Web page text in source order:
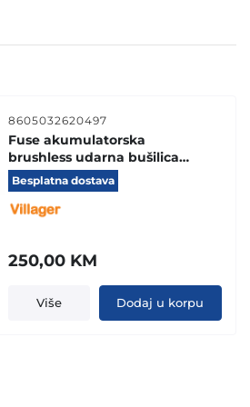
8605032620497
Fuse akumulatorska
brushless udarna bušilica
VPL 8120
Besplatna dostava
250,00 KM
Više Dodaj u korpu